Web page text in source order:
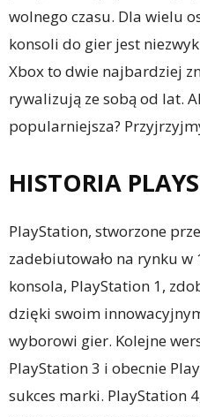
wolnego czasu. Dla wielu
konsoli do gier jest
Xbox to dwie najbardziej
rywalizują ze sobą od lat.
popularniejsza?
HISTORIA
PlayStation, stworzone
zadebiutowało na rynku w
konsola, PlayStation 1,
dzięki swoim
wyborowi gier. Kolejne
PlayStation 3 i obecnie
sukces marki. PlayStation